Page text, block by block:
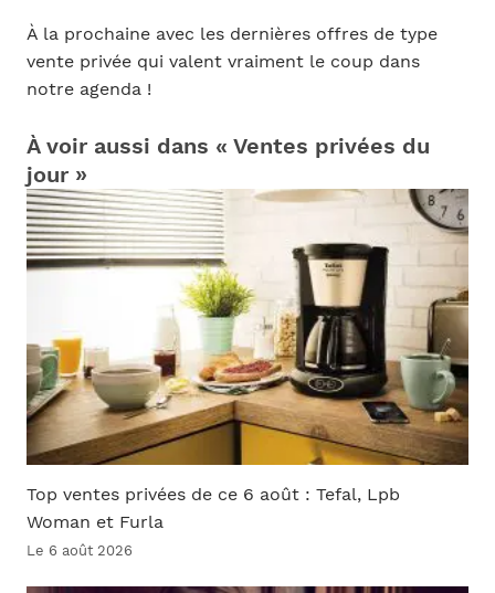
À la prochaine avec les dernières offres de type
vente privée qui valent vraiment le coup dans
notre agenda !
À voir aussi dans « Ventes privées du
jour »
Top ventes privées de ce 6 août : Tefal, Lpb
Woman et Furla
Le 6 août 2026